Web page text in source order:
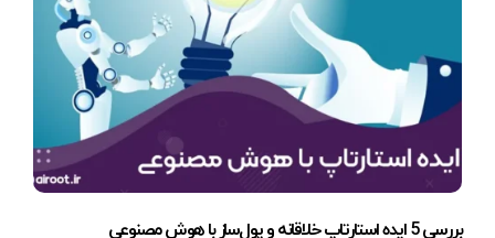
بررسی 5 ایده استارتاپ خلاقانه و پول‌ساز با هوش مصنوعی